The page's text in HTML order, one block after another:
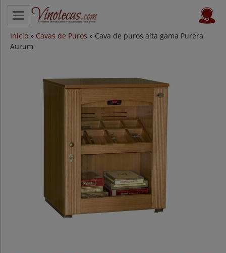
CATEGORÍAS
VINOTECAS OFERTAS
Inicio » Cavas de Puros » Cava de puros alta gama Purera
Aurum